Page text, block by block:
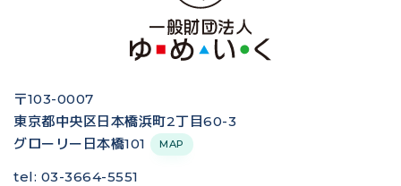
〒103-0007
東京都中央区日本橋浜町2丁目60-3
グローリー日本橋101
MAP
tel: 03-3664-5551